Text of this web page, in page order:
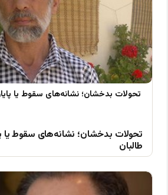
تحولات بدخشان؛ نشانه‌های سقوط یا
طالبان